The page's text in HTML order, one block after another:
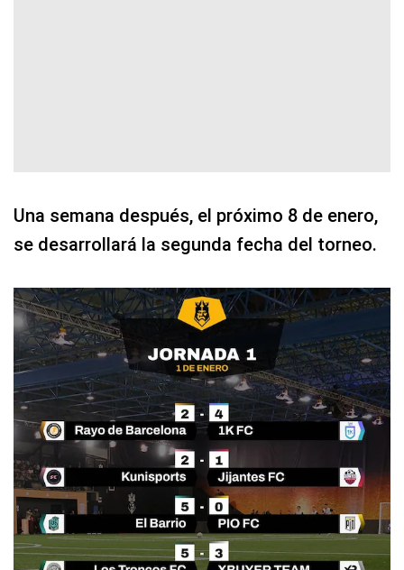
Una semana después, el próximo 8 de enero,
se desarrollará la segunda fecha del torneo.